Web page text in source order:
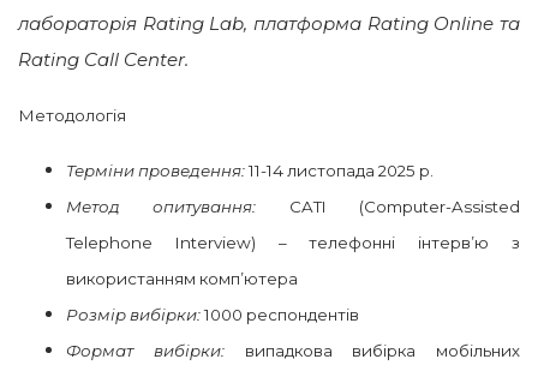
лабораторія Rating Lab, платформа Rating Online та
Rating Call Center.
Методологія
Терміни проведення:11-14 листопада 2025 р.
Метод опитування: CATI (Computer-Assisted
Telephone Interview) – телефонні інтерв’ю з
використанням комп’ютера
Розмір вибірки:1000 респондентів
Формат вибірки:випадкова вибірка мобільних